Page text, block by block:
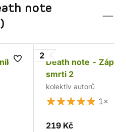
note
2
Death note -
smrti 2
kolektiv autorů
1×
219 Kč